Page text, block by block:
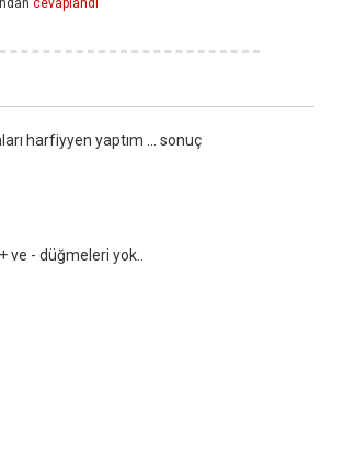
cevaplandı
harfiyyen yaptım ... sonuç
ve - düğmeleri yok..